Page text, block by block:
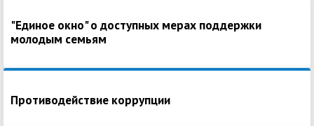
"Единое окно" о доступных мерах поддержки
молодым семьям
Противодействие коррупции